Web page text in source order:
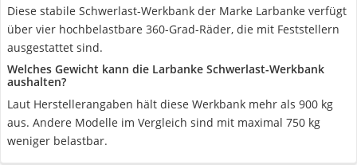
Diese stabile Schwerlast-Werkbank der Marke Larbanke verfügt
über vier hochbelastbare 360-Grad-Räder, die mit Feststellern
ausgestattet sind.
Welches Gewicht kann die Larbanke Schwerlast-Werkbank
aushalten?
Laut Herstellerangaben hält diese Werkbank mehr als 900 kg
aus. Andere Modelle im Vergleich sind mit maximal 750 kg
weniger belastbar.